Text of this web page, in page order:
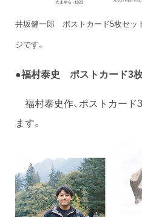
井坂健一郎 ポストカード5枚セ
ジです。
●福村泰史 ポストカード3
福村泰史作、ポストカー
ます。